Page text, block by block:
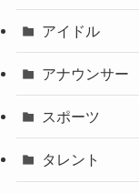
アイドル
アナウンサー
スポーツ
タレント